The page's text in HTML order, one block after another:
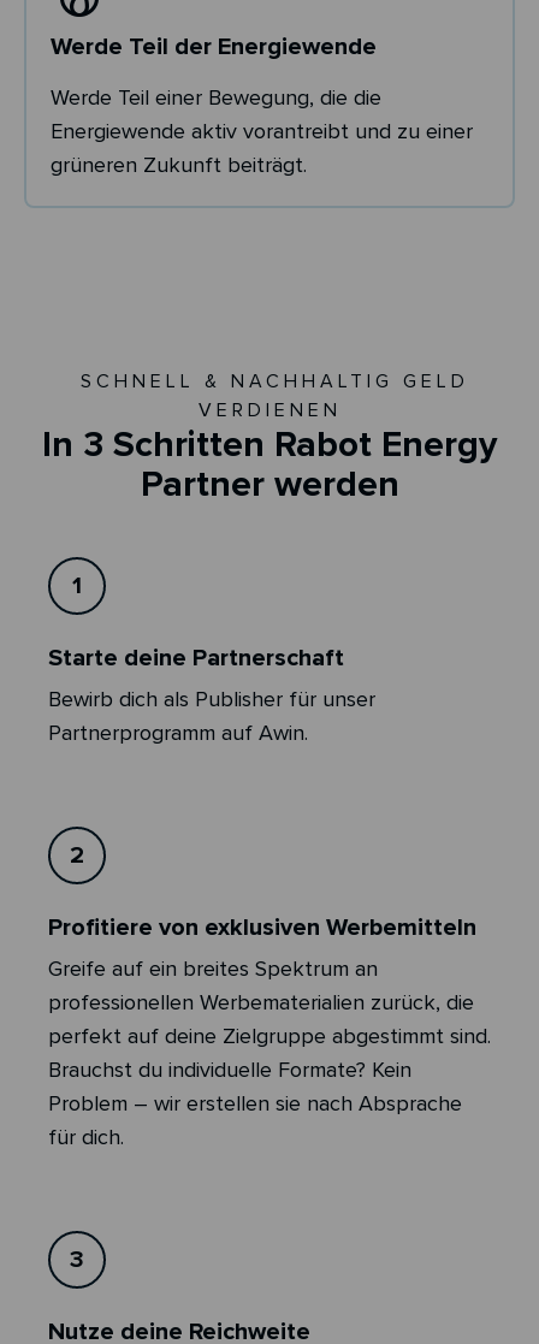
Werde Teil der Energiewende
Werde Teil einer Bewegung, die die
Energiewende aktiv vorantreibt und zu einer
grüneren Zukunft beiträgt.
SCHNELL & NACHHALTIG GELD
VERDIENEN
In 3 Schritten Rabot Energy
Partner werden
1
Starte deine Partnerschaft
Bewirb dich als Publisher für unser
Partnerprogramm auf Awin.
2
Profitiere von exklusiven Werbemitteln
Greife auf ein breites Spektrum an
professionellen Werbematerialien zurück, die
perfekt auf deine Zielgruppe abgestimmt sind.
Brauchst du individuelle Formate? Kein
Problem – wir erstellen sie nach Absprache
für dich.
3
Nutze deine Reichweite